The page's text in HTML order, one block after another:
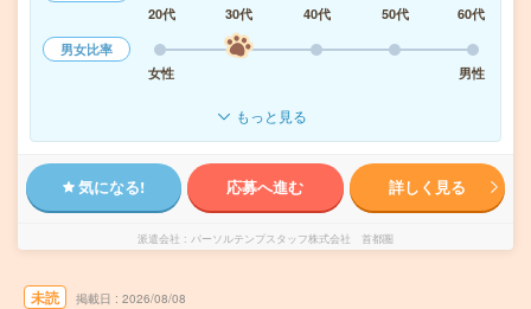
20代
30代 40代 50代
60代
男女比率
女性
男性
もっと見る
気になる! 応募へ進む 詳しく見る
派遣会社 パーソルテンプスタッフ株式会社 首都圏
未読 掲載日 2026/08/08